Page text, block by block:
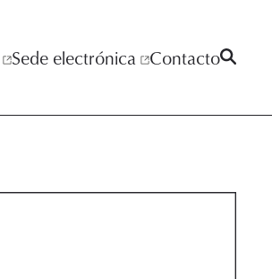
Sede electrónica Contacto